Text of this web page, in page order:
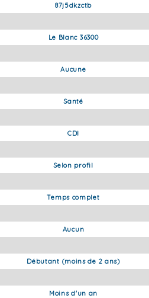
87j5dkzctb
Le Blanc 36300
Aucune
Santé
CDI
Selon profil
Temps complet
Aucun
Débutant (moins de 2 ans)
Moins d'un an